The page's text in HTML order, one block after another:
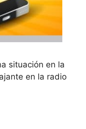
situación en la
en la radio